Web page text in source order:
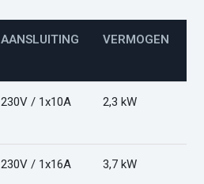
AANSLUITING VERMOGEN
230V / 1x10A 2,3 kW
230V / 1x16A 3,7 kW